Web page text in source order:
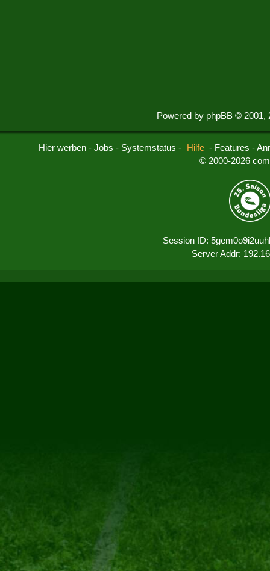
Powered by phpBB © 2001,
Hier werben -Jobs - Systemstatus - Hilfe - Features -
© 2000-2026
Session ID:
Server Addr: